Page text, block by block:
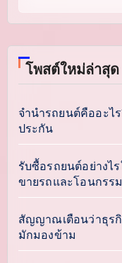
โพสต์ใหม่ล่าสุด
จำนำรถยนต์คืออะไ
ประกัน
รับซื้อรถยนต์อย่างไ
ขายรถและโอนกรร
สัญญาณเตือนว่าธุรกิ
มักมองข้าม